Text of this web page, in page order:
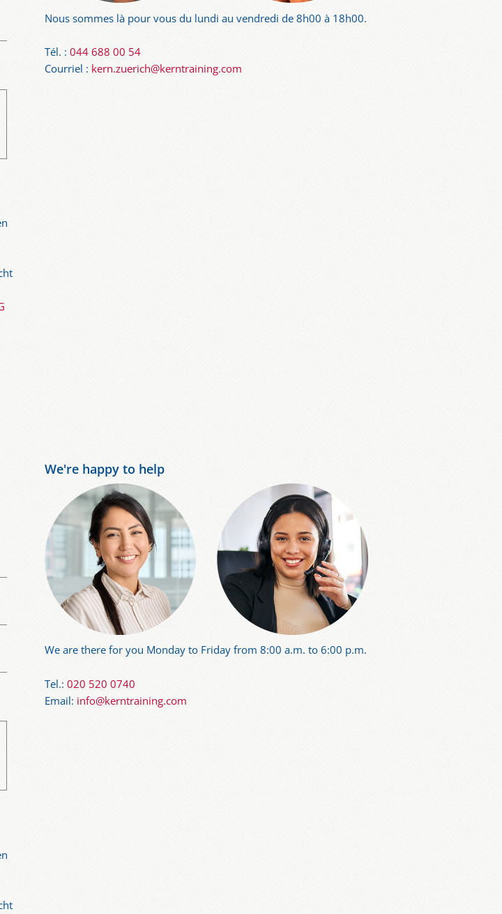
Nous sommes là pour vous du lundi au vendredi de 8h00 à 18h00.
Tél. : 044 688 00 54
Courriel : kern.zuerich@kerntraining.com
We're happy to help
We are there for you Monday to Friday from 8:00 a.m. to 6:00 p.m.
Tel.: 020 520 0740
Email: info@kerntraining.com